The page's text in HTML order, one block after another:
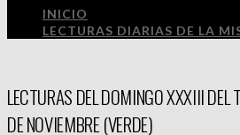
INICIO
LECTURAS DIARIAS DE LA
LECTURAS DEL DOMINGO XXXIII DEL
DE NOVIEMBRE (VERDE)